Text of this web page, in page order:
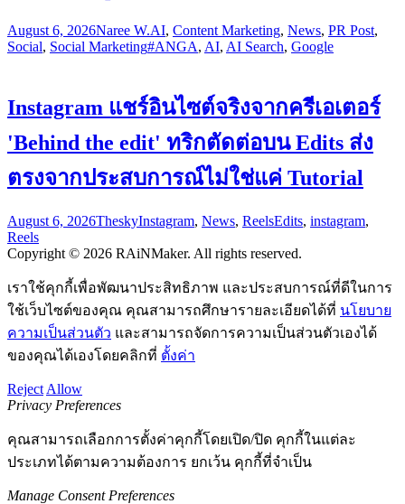
August 6, 2026Naree W.AI, Content Marketing, News, PR Post,
Social, Social Marketing#ANGA, AI, AI Search, Google
Instagram แชร์อินไซต์จริงจากครีเอเตอร์
'Behind the edit' ทริกตัดต่อบน Edits ส่ง
ตรงจากประสบการณ์ไม่ใช่แค่ Tutorial
August 6, 2026TheskyInstagram, News, ReelsEdits, instagram,
Reels
Copyright © 2026 RAiNMaker. All rights reserved.
เราใช้คุกกี้เพื่อพัฒนาประสิทธิภาพ และประสบการณ์ที่ดีในการ
ใช้เว็บไซต์ของคุณ คุณสามารถศึกษารายละเอียดได้ที่ นโยบาย
ความเป็นส่วนตัว และสามารถจัดการความเป็นส่วนตัวเองได้
ของคุณได้เองโดยคลิกที่ ตั้งค่า
Reject Allow
Privacy Preferences
คุณสามารถเลือกการตั้งค่าคุกกี้โดยเปิด/ปิด คุกกี้ในแต่ละ
ประเภทได้ตามความต้องการ ยกเว้น คุกกี้ที่จำเป็น
Manage Consent Preferences